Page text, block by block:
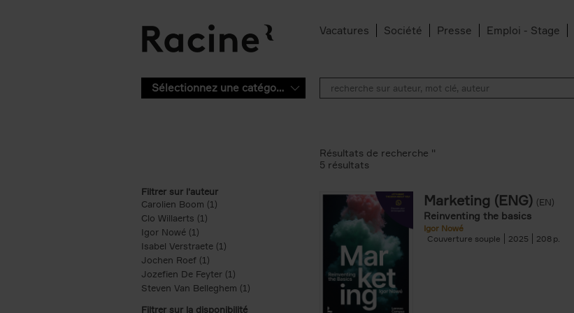
Vacatures Société Presse Emploi - Stage
Sélectionnez une catégorie
Filtrer sur l'auteur
Carolien Boom (1)
Clo Willaerts (1)
Igor Nowé (1)
Isabel Verstraete (1) Apply Isabel Verstraete filter
Jochen Roef (1)
Jozefien De Feyter (1) Apply Jozefien De Feyter filter
Steven Van Belleghem (1) Apply Steven Van Belleghem filter
Filtrer sur la disponibilité
Résultats de recherche ''
5 résultats
Marketing (ENG) (EN)
Reinventing the basics
Igor Nowé
Couverture souple
2025 208